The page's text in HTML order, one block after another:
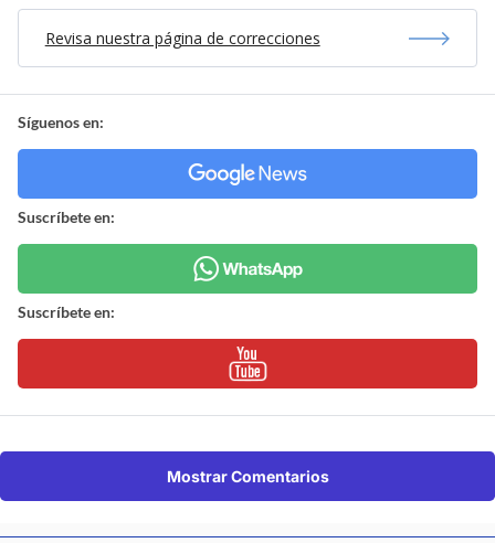
Revisa nuestra página de correcciones
Síguenos en:
Suscríbete en:
Suscríbete en:
Mostrar Comentarios